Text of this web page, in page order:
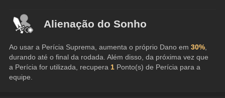
Alienação do Sonho
Ao usar a Perícia Suprema, aumenta o próprio Dano em 30%,
durando até o final da rodada. Além disso, da próxima vez que
a Perícia for utilizada, recupera 1 Ponto(s) de Perícia para a
equipe.